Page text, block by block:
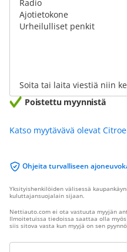
Radio
Ajotietokone
Urheilulliset penkit
Soita tai laita viestiä niin
Poistettu myynnistä
Katso myytävävä olevat
Ohjeita turvalliseen
Yksityishenkilöiden välisessä
kuluttajansuojalain sijaan.
Nettiauto.com ei ota vastuuta myyjän
Ilmoitetuissa tiedoissa saattaa olla
siis sitova vasta kun myyjä on sen